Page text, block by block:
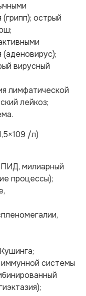
острый
вирусный
лимфатической
лейкоз;
/л)
милиарный
процессы);
системы